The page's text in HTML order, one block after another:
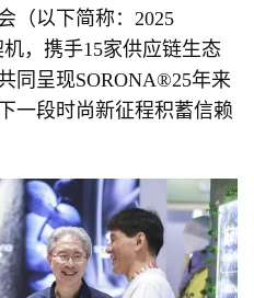
（以下简称：2025
，携手15家供应链生态
同呈现SORONA®25年来
一段时尚新征程积蓄信赖